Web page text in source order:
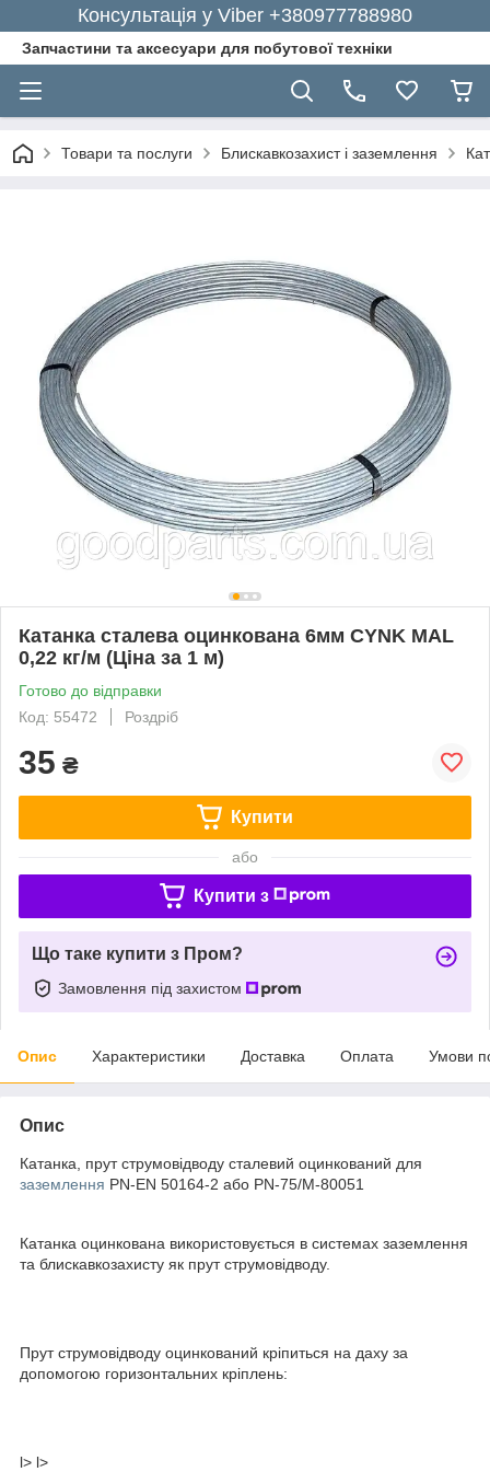
Консультація у Viber +380977788980
Запчастини та аксесуари для побутової техніки
Товари та послуги Блискавкозахист і заземлення
Катанка сталева оцинкована 6мм CYNK MAL
0,22 кг/м (Ціна за 1 м)
Готово до відправки
Код: 55472
Роздріб
35 ₴
Купити
або
Купити з
Що таке купити з Пром?
Замовлення під захистом
Опис Характеристики Доставка Оплата Умови
Опис
Катанка, прут струмовідводу сталевий оцинкований для
заземлення PN-EN 50164-2 або PN-75/M-80051
Катанка оцинкована використовується в системах заземлення
та блискавкозахисту як прут струмовідводу.
Прут струмовідводу оцинкований кріпиться на даху за
допомогою горизонтальних кріплень:
l> l>